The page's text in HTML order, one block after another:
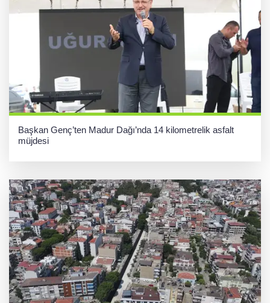
Başkan Genç’ten Madur Dağı’nda 14 kilometrelik asfalt
müjdesi